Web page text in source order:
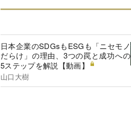
日本企業のSDGsもESGも「ニセモノ
だらけ」の理由、3つの罠と成功への
5ステップを解説【動画】
山口大樹